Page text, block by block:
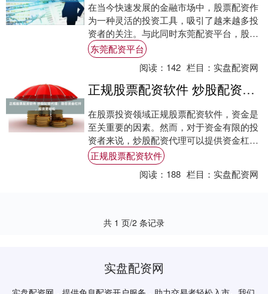
在当今快速发展的金融市场中，股票配资作
为一种灵活的投资工具，吸引了越来越多投
资者的关注。与此同时东莞配资平台，股票
配资平台的代理合作模式，凭借其低门槛和
高返佣的....
东莞配资平台
阅读： 142 栏目： 实盘配资网
正规股票配资软件 炒股配资代理：助您资金杠杆，投资更轻松
在股票投资领域正规股票配资软件，资金是
至关重要的因素。然而，对于资金有限的投
资者来说，炒股配资代理可以提供资金杠
杆，帮助他们放大收益潜力。 配资不仅可以
放大收益....
正规股票配资软件
阅读： 188 栏目： 实盘配资网
共 1 页/2 条记录
实盘配资网